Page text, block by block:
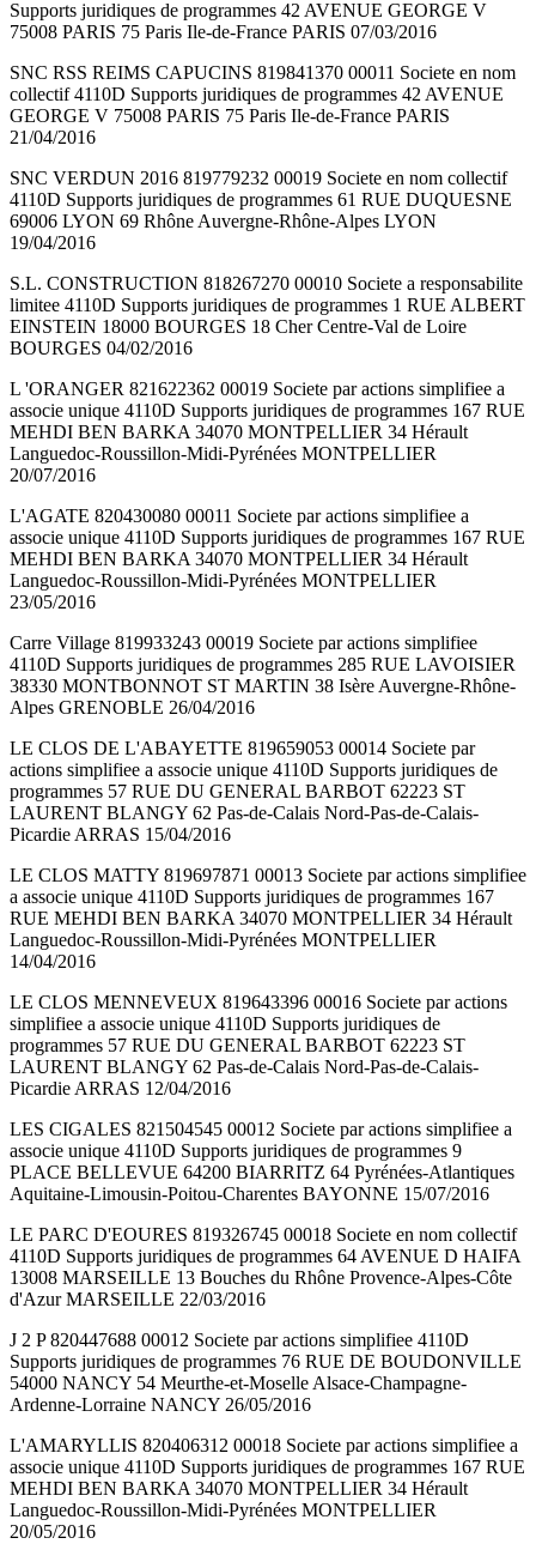
Supports juridiques de programmes 42 AVENUE GEORGE V
75008 PARIS 75 Paris Ile-de-France PARIS 07/03/2016
SNC RSS REIMS CAPUCINS 819841370 00011 Societe en nom
collectif 4110D Supports juridiques de programmes 42 AVENUE
GEORGE V 75008 PARIS 75 Paris Ile-de-France PARIS
21/04/2016
SNC VERDUN 2016 819779232 00019 Societe en nom collectif
4110D Supports juridiques de programmes 61 RUE DUQUESNE
69006 LYON 69 Rhône Auvergne-Rhône-Alpes LYON
19/04/2016
S.L. CONSTRUCTION 818267270 00010 Societe a responsabilite
limitee 4110D Supports juridiques de programmes 1 RUE ALBERT
EINSTEIN 18000 BOURGES 18 Cher Centre-Val de Loire
BOURGES 04/02/2016
L 'ORANGER 821622362 00019 Societe par actions simplifiee a
associe unique 4110D Supports juridiques de programmes 167 RUE
MEHDI BEN BARKA 34070 MONTPELLIER 34 Hérault
Languedoc-Roussillon-Midi-Pyrénées MONTPELLIER
20/07/2016
L'AGATE 820430080 00011 Societe par actions simplifiee a
associe unique 4110D Supports juridiques de programmes 167 RUE
MEHDI BEN BARKA 34070 MONTPELLIER 34 Hérault
Languedoc-Roussillon-Midi-Pyrénées MONTPELLIER
23/05/2016
Carre Village 819933243 00019 Societe par actions simplifiee
4110D Supports juridiques de programmes 285 RUE LAVOISIER
38330 MONTBONNOT ST MARTIN 38 Isère Auvergne-Rhône-
Alpes GRENOBLE 26/04/2016
LE CLOS DE L'ABAYETTE 819659053 00014 Societe par
actions simplifiee a associe unique 4110D Supports juridiques de
programmes 57 RUE DU GENERAL BARBOT 62223 ST
LAURENT BLANGY 62 Pas-de-Calais Nord-Pas-de-Calais-
Picardie ARRAS 15/04/2016
LE CLOS MATTY 819697871 00013 Societe par actions simplifiee
a associe unique 4110D Supports juridiques de programmes 167
RUE MEHDI BEN BARKA 34070 MONTPELLIER 34 Hérault
Languedoc-Roussillon-Midi-Pyrénées MONTPELLIER
14/04/2016
LE CLOS MENNEVEUX 819643396 00016 Societe par actions
simplifiee a associe unique 4110D Supports juridiques de
programmes 57 RUE DU GENERAL BARBOT 62223 ST
LAURENT BLANGY 62 Pas-de-Calais Nord-Pas-de-Calais-
Picardie ARRAS 12/04/2016
LES CIGALES 821504545 00012 Societe par actions simplifiee a
associe unique 4110D Supports juridiques de programmes 9
PLACE BELLEVUE 64200 BIARRITZ 64 Pyrénées-Atlantiques
Aquitaine-Limousin-Poitou-Charentes BAYONNE 15/07/2016
LE PARC D'EOURES 819326745 00018 Societe en nom collectif
4110D Supports juridiques de programmes 64 AVENUE D HAIFA
13008 MARSEILLE 13 Bouches du Rhône Provence-Alpes-Côte
d'Azur MARSEILLE 22/03/2016
J 2 P 820447688 00012 Societe par actions simplifiee 4110D
Supports juridiques de programmes 76 RUE DE BOUDONVILLE
54000 NANCY 54 Meurthe-et-Moselle Alsace-Champagne-
Ardenne-Lorraine NANCY 26/05/2016
L'AMARYLLIS 820406312 00018 Societe par actions simplifiee a
associe unique 4110D Supports juridiques de programmes 167 RUE
MEHDI BEN BARKA 34070 MONTPELLIER 34 Hérault
Languedoc-Roussillon-Midi-Pyrénées MONTPELLIER
20/05/2016